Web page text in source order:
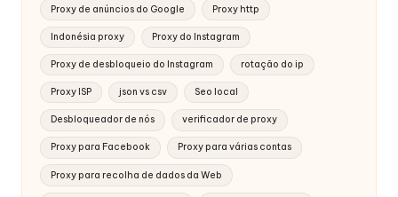
Proxy de anúncios do Google Proxy http
Indonésia proxy Proxy do Instagram
Proxy de desbloqueio do Instagram rotação do ip
Proxy ISP json vs csv Seo local
Desbloqueador de nós verificador de proxy
Proxy para Facebook Proxy para várias contas
Proxy para recolha de dados da Web